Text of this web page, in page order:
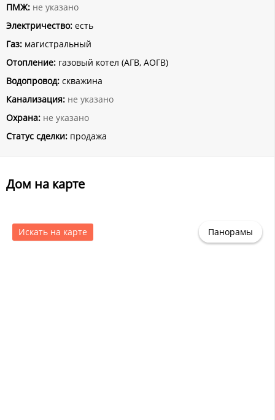
ПМЖ: не указано
Электричество: есть
Газ: магистральный
Отопление: газовый котел (АГВ, АОГВ)
Водопровод: скважина
Канализация: не указано
Охрана: не указано
Статус сделки: продажа
Дом на карте
Искать на карте Панорамы